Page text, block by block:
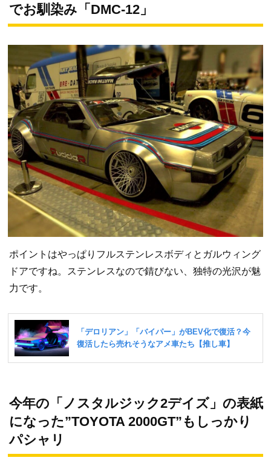
でお馴染み「DMC‐12」
ポイントはやっぱりフルステンレスボディとガルウィング
ドアですね。ステンレスなので錆びない、独特の光沢が魅
力です。
今年の「ノスタルジック2デイズ」の表紙
になった”TOYOTA 2000GT”もしっかり
パシャリ